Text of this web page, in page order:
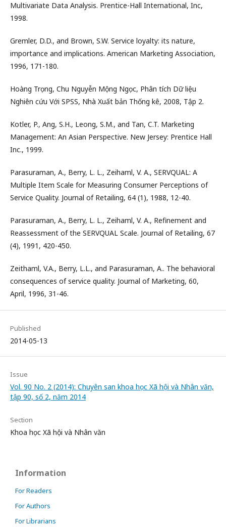
Multivariate Data Analysis. Prentice-Hall International, Inc,
1998.
Gremler, D.D., and Brown, S.W. Service loyalty: its nature,
importance and implications. American Marketing Association,
1996, 171-180.
Hoàng Trọng, Chu Nguyễn Mộng Ngọc, Phân tích Dữ liệu
Nghiên cứu Với SPSS, Nhà Xuất bản Thống kê, 2008, Tập 2.
Kotler, P., Ang, S.H., Leong, S.M., and Tan, C.T. Marketing
Management: An Asian Perspective. New Jersey: Prentice Hall
Inc., 1999.
Parasuraman, A., Berry, L. L., Zeihaml, V. A., SERVQUAL: A
Multiple Item Scale for Measuring Consumer Perceptions of
Service Quality. Journal of Retailing, 64 (1), 1988, 12-40.
Parasuraman, A., Berry, L. L., Zeihaml, V. A., Refinement and
Reassessment of the SERVQUAL Scale. Journal of Retailing, 67
(4), 1991, 420-450.
Zeithaml, V.A., Berry, L.L., and Parasuraman, A.. The behavioral
consequences of service quality. Journal of Marketing, 60,
April, 1996, 31-46.
Published
2014-05-13
Issue
Vol. 90 No. 2 (2014): Chuyên san khoa học Xã hội và Nhân văn,
tập 90, số 2, năm 2014
Section
Khoa học Xã hội và Nhân văn
Information
For Readers
For Authors
For Librarians